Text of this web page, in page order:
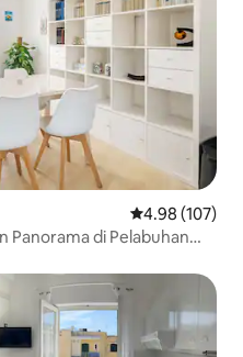
Penarafan
4.98 (107)
Panorama di Pelabuhan